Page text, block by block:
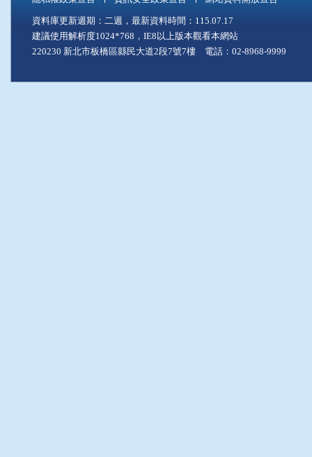
資料庫更新週期：二週，最新資料時間：115.07.17
建議使用解析度1024*768，IE8以上版本觀看本網站
220230 新北市板橋區縣民大道2段7號7樓 電話：02-8968-9999